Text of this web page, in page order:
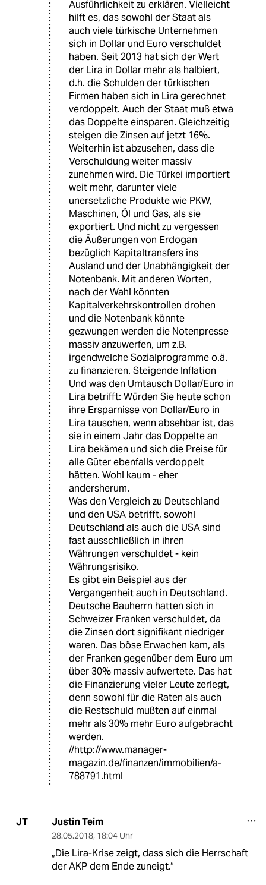
Ausführlichkeit zu erklären. Vielleicht
hilft es, das sowohl der Staat als
auch viele türkische Unternehmen
sich in Dollar und Euro verschuldet
haben. Seit 2013 hat sich der Wert
der Lira in Dollar mehr als halbiert,
d.h. die Schulden der türkischen
Firmen haben sich in Lira gerechnet
verdoppelt. Auch der Staat muß etwa
das Doppelte einsparen. Gleichzeitig
steigen die Zinsen auf jetzt 16%.
Weiterhin ist abzusehen, dass die
Verschuldung weiter massiv
zunehmen wird. Die Türkei importiert
weit mehr, darunter viele
unersetzliche Produkte wie PKW,
Maschinen, Öl und Gas, als sie
exportiert. Und nicht zu vergessen
die Äußerungen von Erdogan
bezüglich Kapitaltransfers ins
Ausland und der Unabhängigkeit der
Notenbank. Mit anderen Worten,
nach der Wahl könnten
Kapitalverkehrskontrollen drohen
und die Notenbank könnte
gezwungen werden die Notenpresse
massiv anzuwerfen, um z.B.
irgendwelche Sozialprogramme o.ä.
zu finanzieren. Steigende Inflation
Und was den Umtausch Dollar/Euro in
Lira betrifft: Würden Sie heute schon
ihre Ersparnisse von Dollar/Euro in
Lira tauschen, wenn absehbar ist, das
sie in einem Jahr das Doppelte an
Lira bekämen und sich die Preise für
alle Güter ebenfalls verdoppelt
hätten. Wohl kaum - eher
andersherum.
Was den Vergleich zu Deutschland
und den USA betrifft, sowohl
Deutschland als auch die USA sind
fast ausschließlich in ihren
Währungen verschuldet - kein
Währungsrisiko.
Es gibt ein Beispiel aus der
Vergangenheit auch in Deutschland.
Deutsche Bauherrn hatten sich in
Schweizer Franken verschuldet, da
die Zinsen dort signifikant niedriger
waren. Das böse Erwachen kam, als
der Franken gegenüber dem Euro um
über 30% massiv aufwertete. Das hat
die Finanzierung vieler Leute zerlegt,
denn sowohl für die Raten als auch
die Restschuld mußten auf einmal
mehr als 30% mehr Euro aufgebracht
werden.
//http://www.manager-
magazin.de/finanzen/immobilien/a-
788791.html
JT Justin Teim
28.05.2018, 18:04 Uhr
„Die Lira-Krise zeigt, dass sich die Herrschaft
der AKP dem Ende zuneigt.“